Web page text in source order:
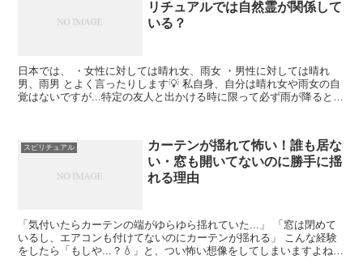
リチュアルでは自然霊が関係して
いる？
日本では、 ・女性に対しては晴れ女、雨女 ・男性に対しては晴れ
男、雨男 とよく言ったりします💡 私自身、自分は晴れ女や雨女の自
覚はないですが...特定の友人と出かける時に限って必ず雨が降るとい
スピリチュアル
カーテンが揺れて怖い！誰も居な
い・窓も開いてないのに勝手に揺
れる理由
「気付いたらカーテンの端がゆらゆら揺れていた...」 「窓は閉めて
いるし、エアコンも付けてないのにカーテンが揺れる」 こんな経験
をしたら「もしや...？💧」と、つい怖い想像をしてしまいますよね。